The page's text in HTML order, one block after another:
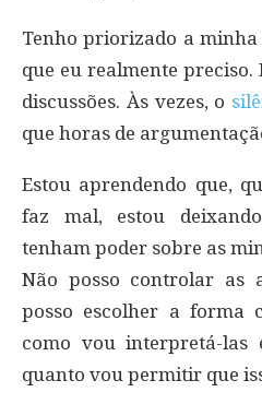
Tenho priorizado a minha
que eu realmente preciso.
discussões. Às vezes, o
que horas de
Estou aprendendo que,
faz mal, estou
tenham poder sobre as
Não posso controlar as
posso escolher a forma
como vou interpretá-las
quanto vou permitir que